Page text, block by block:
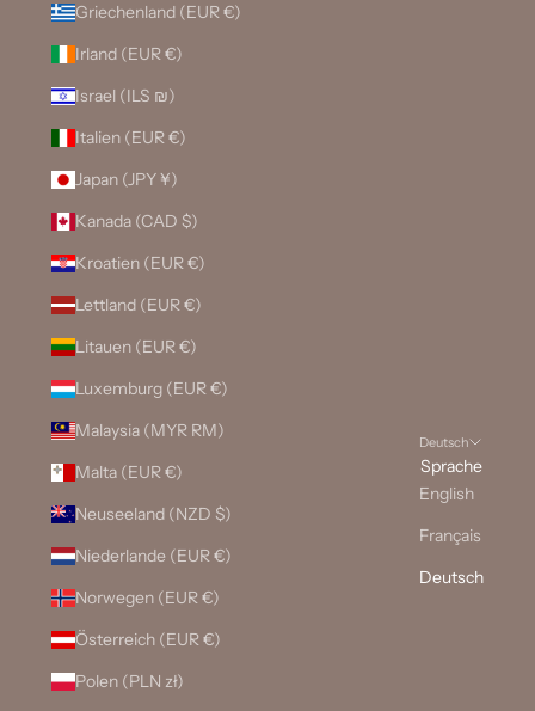
Griechenland (EUR €)
Irland (EUR €)
Israel (ILS ₪)
Italien (EUR €)
Japan (JPY ¥)
Kanada (CAD $)
Kroatien (EUR €)
Lettland (EUR €)
Litauen (EUR €)
Luxemburg (EUR €)
Malaysia (MYR RM)
Malta (EUR €)
Neuseeland (NZD $)
Niederlande (EUR €)
Norwegen (EUR €)
Österreich (EUR €)
Polen (PLN zł)
Deutsch
Sprache
English
Français
Deutsch